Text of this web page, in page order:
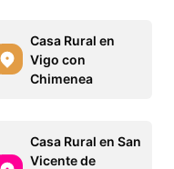
Casa Rural en
Vigo con
Chimenea
Casa Rural en San
Vicente de